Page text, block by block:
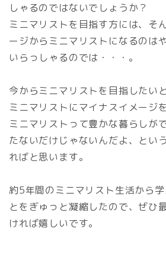
しゃるのではないでしょうか？
ミニマリストを目指す方には、そ
ージからミニマリストになるのは
いらっしゃるのでは・・・。
今からミニマリストを目指したい
ミニマリストにマイナスイメージ
ミニマリストって豊かな暮らしが
たないだけじゃないんだよ、とい
ればと思います。
約5年間のミニマリスト生活から
とをぎゅっと凝縮したので、ぜひ
ければ嬉しいです。